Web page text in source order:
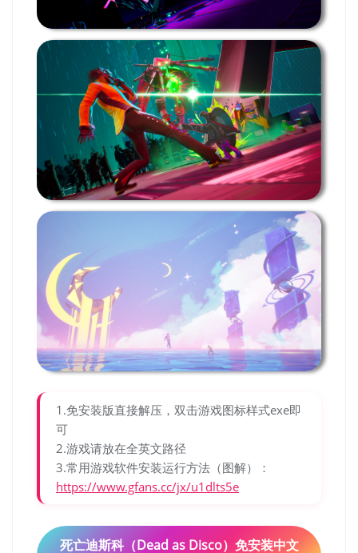
1.免安装版直接解压，双击游戏图标样式exe即
可
2.游戏请放在全英文路径
3.常用游戏软件安装运行方法（图解）：
https://www.gfans.cc/jx/u1dlts5e
死亡迪斯科（Dead as Disco）免安装中文